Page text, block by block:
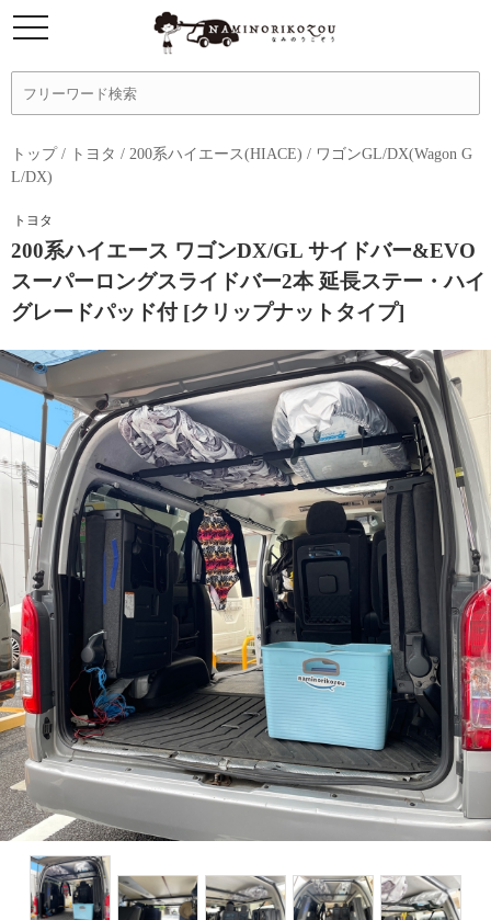
トップ/ トヨタ / 200系ハイエース(HIACE) / ワゴンGL/DX(Wagon G
L/DX)
トヨタ
200系ハイエース ワゴンDX/GL サイドバー&EVO
スーパーロングスライドバー2本 延長ステー・ハイ
グレードパッド付 [クリップナットタイプ]